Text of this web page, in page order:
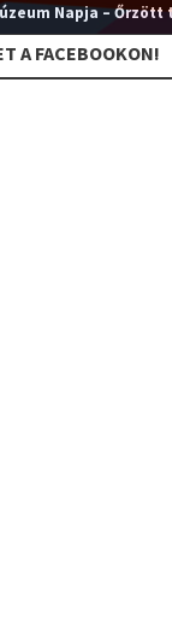
Napja –
A FACEBOOKON!